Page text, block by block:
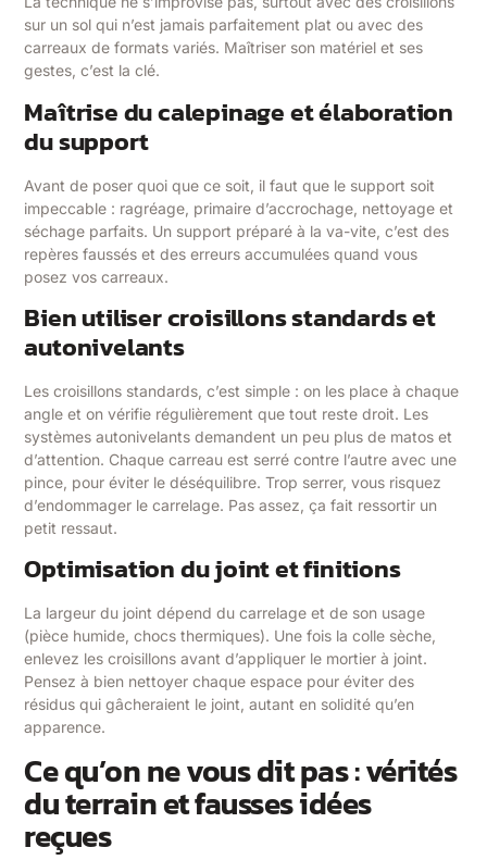
sur un sol qui n’est jamais parfaitement plat ou avec des
carreaux de formats variés. Maîtriser son matériel et ses
gestes, c’est la clé.
Maîtrise du calepinage et élaboration
du support
Avant de poser quoi que ce soit, il faut que le support soit
impeccable : ragréage, primaire d’accrochage, nettoyage et
séchage parfaits. Un support préparé à la va-vite, c’est des
repères faussés et des erreurs accumulées quand vous
posez vos carreaux.
Bien utiliser croisillons standards et
autonivelants
Les croisillons standards, c’est simple : on les place à chaque
angle et on vérifie régulièrement que tout reste droit. Les
systèmes autonivelants demandent un peu plus de matos et
d’attention. Chaque carreau est serré contre l’autre avec une
pince, pour éviter le déséquilibre. Trop serrer, vous risquez
d’endommager le carrelage. Pas assez, ça fait ressortir un
petit ressaut.
Optimisation du joint et finitions
La largeur du joint dépend du carrelage et de son usage
(pièce humide, chocs thermiques). Une fois la colle sèche,
enlevez les croisillons avant d’appliquer le mortier à joint.
Pensez à bien nettoyer chaque espace pour éviter des
résidus qui gâcheraient le joint, autant en solidité qu’en
apparence.
Ce qu’on ne vous dit pas : vérités
du terrain et fausses idées
reçues